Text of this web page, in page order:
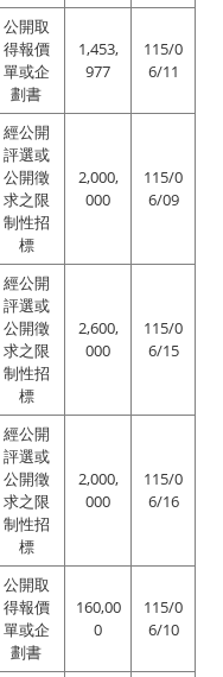
公開取
得報價
單或企
劃書
1,453,
977
115/0
6/11
經公開
評選或
公開徵
求之限
制性招
標
2,000,
000
115/0
6/09
經公開
評選或
公開徵
求之限
制性招
標
2,600,
000
115/0
6/15
經公開
評選或
公開徵
求之限
制性招
標
2,000,
000
115/0
6/16
公開取
得報價
單或企
劃書
160,00
0
115/0
6/10